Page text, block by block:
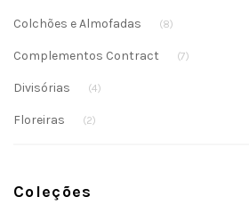
Colchões e Almofadas (8)
Complementos Contract (7)
Divisórias (4)
Floreiras (2)
Coleções